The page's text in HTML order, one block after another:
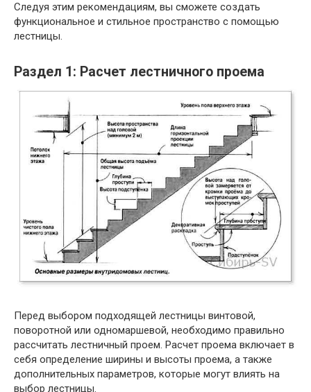
Следуя этим рекомендациям, вы сможете создать
функциональное и стильное пространство с помощью
лестницы.
Раздел 1: Расчет лестничного проема
Перед выбором подходящей лестницы винтовой,
поворотной или одномаршевой, необходимо правильно
рассчитать лестничный проем. Расчет проема включает в
себя определение ширины и высоты проема, а также
дополнительных параметров, которые могут влиять на
выбор лестницы.